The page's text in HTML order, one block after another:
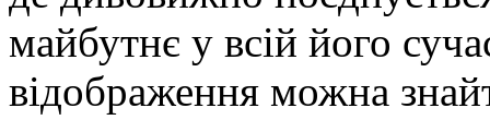
майбутнє у всій його
відображення можна